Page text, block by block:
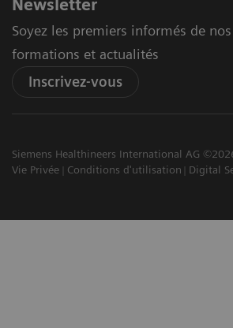
Newsletter
Soyez les premiers informés de
formations et actualités
Inscrivez-vous
Siemens Healthineers International AG
Vie Privée
Conditions d'utilisation Digital